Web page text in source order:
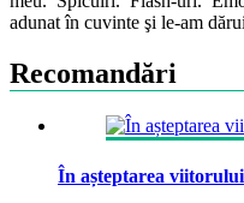
adunat în cuvinte şi le-am
Recomandări
În așteptarea viitorului